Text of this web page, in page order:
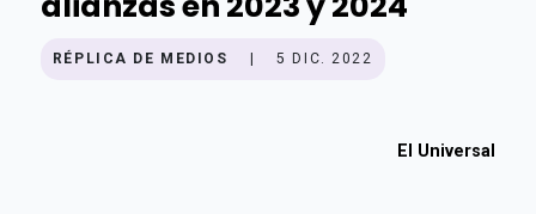
RÉPLICA DE MEDIOS 5 DIC. 2022
El Universal